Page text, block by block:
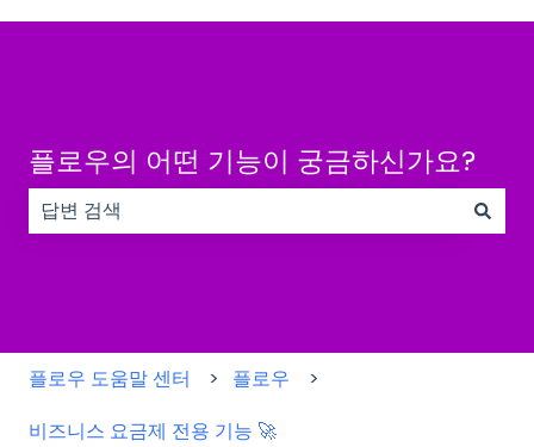
플로우의 어떤 기능이 궁금하신가요?
플로우 도움말 센터
플로우
비즈니스 요금제 전용 기능 🚀